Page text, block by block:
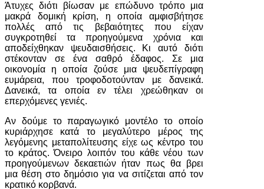
Άτυχες διότι βίωσαν με επώδυνο τρόπο μια
μακρά δομική κρίση, η οποία αμφισβήτησε
πολλές από τις βεβαιότητες που είχαν
συγκροτηθεί τα προηγούμενα χρόνια και
αποδείχθηκαν ψευδαισθήσεις. Κι αυτό διότι
στέκονταν σε ένα σαθρό έδαφος. Σε μια
οικονομία η οποία ζούσε μια ψευδεπίγραφη
ευμάρεια, που τροφοδοτούνταν με δανεικά.
Δανεικά, τα οποία εν τέλει χρεώθηκαν οι
επερχόμενες γενιές.
Αν δούμε το παραγωγικό μοντέλο το οποίο
κυριάρχησε κατά το μεγαλύτερο μέρος της
λεγόμενης μεταπολίτευσης είχε ως κέντρο του
το κράτος. Όνειρο λοιπόν του κάθε νέου των
προηγούμενων δεκαετιών ήταν πως θα βρει
μια θέση στο δημόσιο για να σιτίζεται από τον
κρατικό κορβανά.